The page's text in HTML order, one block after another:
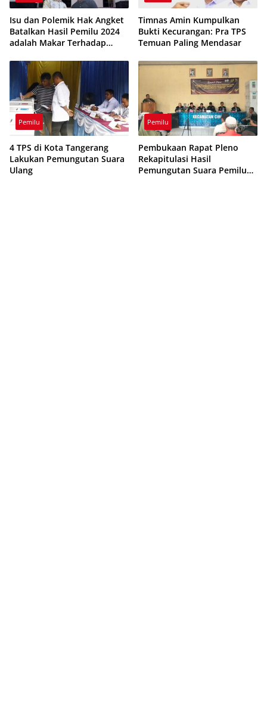
Isu dan Polemik Hak Angket
Batalkan Hasil Pemilu 2024
adalah Makar Terhadap
Timnas Amin Kumpulkan
Bukti Kecurangan: Pra TPS
Temuan Paling Mendasar
Pemilu
4 TPS di Kota Tangerang
Lakukan Pemungutan Suara
Ulang
Pemilu
Pembukaan Rapat Pleno
Rekapitulasi Hasil
Pemungutan Suara Pemilu